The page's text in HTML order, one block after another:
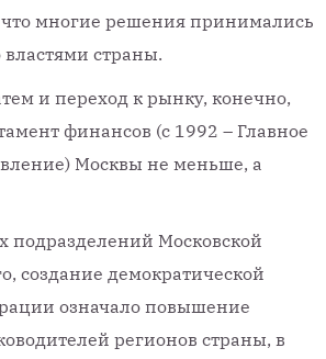
что многие решения принимались
страны.
и переход к рынку, конечно,
финансов (с 1992 – Главное
Москвы не меньше, а
подразделений Московской
создание демократической
означало повышение
регионов страны, в